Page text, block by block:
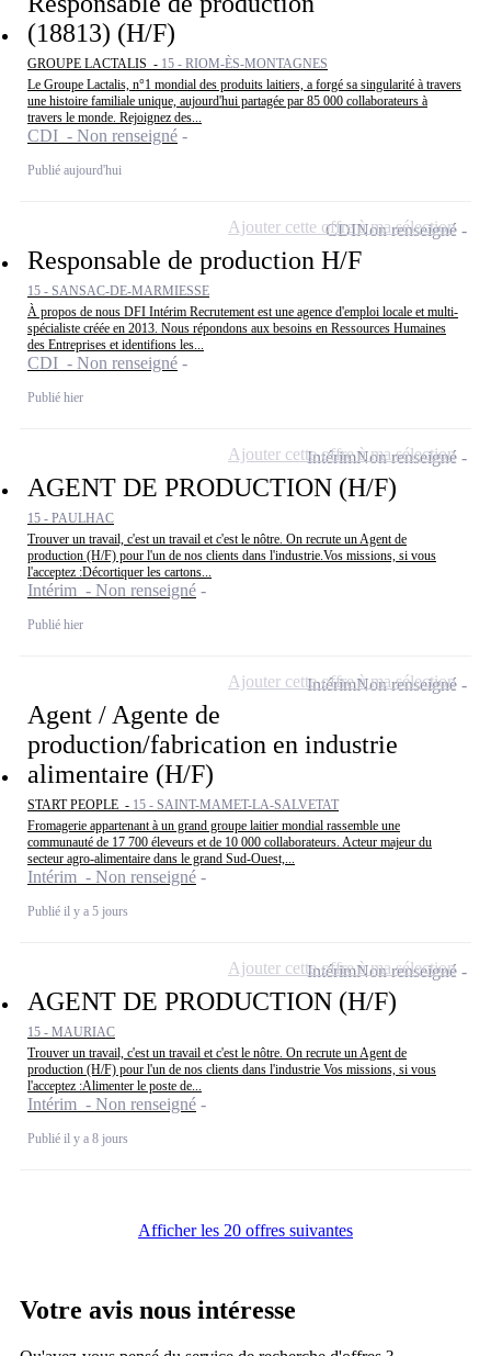
(18813) (H/F)
GROUPE LACTALIS - 15 - RIOM-ÈS-MONTAGNES
Le Groupe Lactalis, n°1 mondial des produits laitiers, a forgé sa singularité à travers
une histoire familiale unique, aujourd'hui partagée par 85 000 collaborateurs à
travers le monde. Rejoignez des...
CDI - Non renseigné
Publié aujourd'hui
Responsable de production H/F
15 - SANSAC-DE-MARMIESSE
À propos de nous DFI Intérim Recrutement est une agence d'emploi locale et multi-
spécialiste créée en 2013. Nous répondons aux besoins en Ressources Humaines
des Entreprises et identifions les...
CDI - Non renseigné
Publié hier
CDINon renseigné
Ajouter cette offre à ma sélection
AGENT DE PRODUCTION (H/F)
15 - PAULHAC
Trouver un travail, c'est un travail et c'est le nôtre. On recrute un Agent de
production (H/F) pour l'un de nos clients dans l'industrie.Vos missions, si vous
l'acceptez :Décortiquer les cartons...
Intérim - Non renseigné
Publié hier
IntérimNon renseigné
Ajouter cette offre à ma sélection
Agent / Agente de
production/fabrication en industrie
alimentaire (H/F)
START PEOPLE - 15 - SAINT-MAMET-LA-SALVETAT
Fromagerie appartenant à un grand groupe laitier mondial rassemble une
communauté de 17 700 éleveurs et de 10 000 collaborateurs. Acteur majeur du
secteur agro-alimentaire dans le grand Sud-Ouest,...
Intérim - Non renseigné
Publié il y a 5 jours
IntérimNon renseigné
Ajouter cette offre à ma sélection
AGENT DE PRODUCTION (H/F)
15 - MAURIAC
Trouver un travail, c'est un travail et c'est le nôtre. On recrute un Agent de
production (H/F) pour l'un de nos clients dans l'industrie Vos missions, si vous
l'acceptez :Alimenter le poste de...
Intérim - Non renseigné
Publié il y a 8 jours
IntérimNon renseigné
Ajouter cette offre à ma sélection
Afficher les 20 offres suivantes
Votre avis nous intéresse